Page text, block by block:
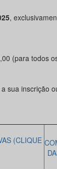
,
(para todos
sua inscrição
(CLIQUE